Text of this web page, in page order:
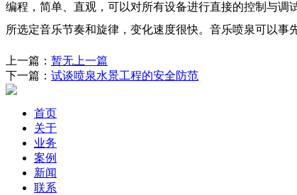
编程，简单、直观，可以对所有设备进行直接的控制与
所选定音乐节奏和旋律，变化速度很快。音乐喷泉可以事
上一篇： 暂无上一篇
下一篇： 试谈喷泉水景工程的安全防范
首页
关于
业务
案例
新闻
联系